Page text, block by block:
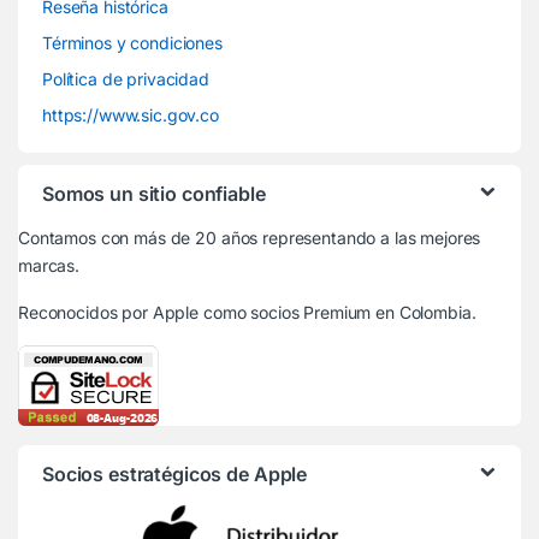
Reseña histórica
Términos y condiciones
Política de privacidad
https://www.sic.gov.co
Somos un sitio confiable
Contamos con más de 20 años representando a las mejores
marcas.
Reconocidos por Apple como socios Premium en Colombia.
Socios estratégicos de Apple